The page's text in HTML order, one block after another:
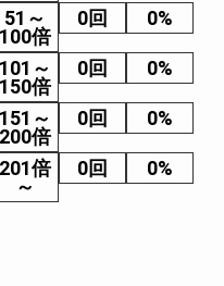
51～
100倍
0回 0%
101～
150倍
0回 0%
151～
200倍
0回 0%
201倍
～
0回 0%